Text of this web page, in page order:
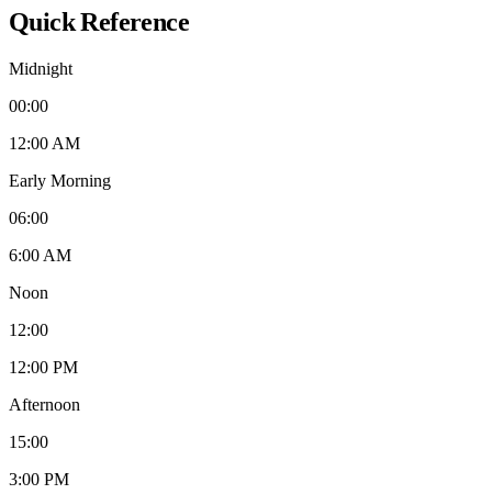
Quick Reference
Midnight
00:00
12:00 AM
Early Morning
06:00
6:00 AM
Noon
12:00
12:00 PM
Afternoon
15:00
3:00 PM